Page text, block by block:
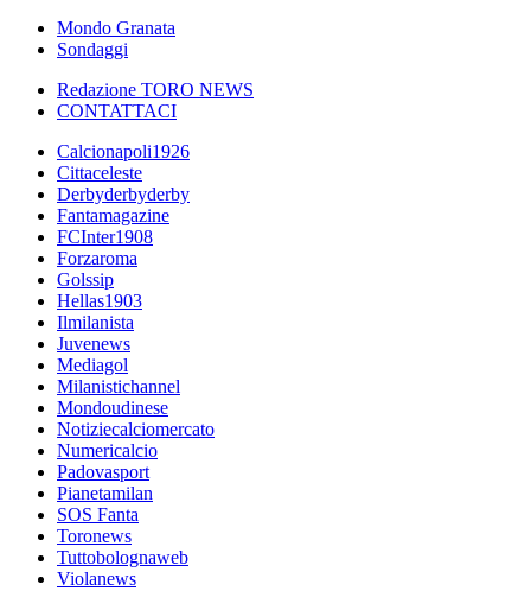
Mondo Granata
Sondaggi
Redazione TORO NEWS
CONTATTACI
Calcionapoli1926
Cittaceleste
Derbyderbyderby
Fantamagazine
FCInter1908
Forzaroma
Golssip
Hellas1903
Ilmilanista
Juvenews
Mediagol
Milanistichannel
Mondoudinese
Notiziecalciomercato
Numericalcio
Padovasport
Pianetamilan
SOS Fanta
Toronews
Tuttobolognaweb
Violanews